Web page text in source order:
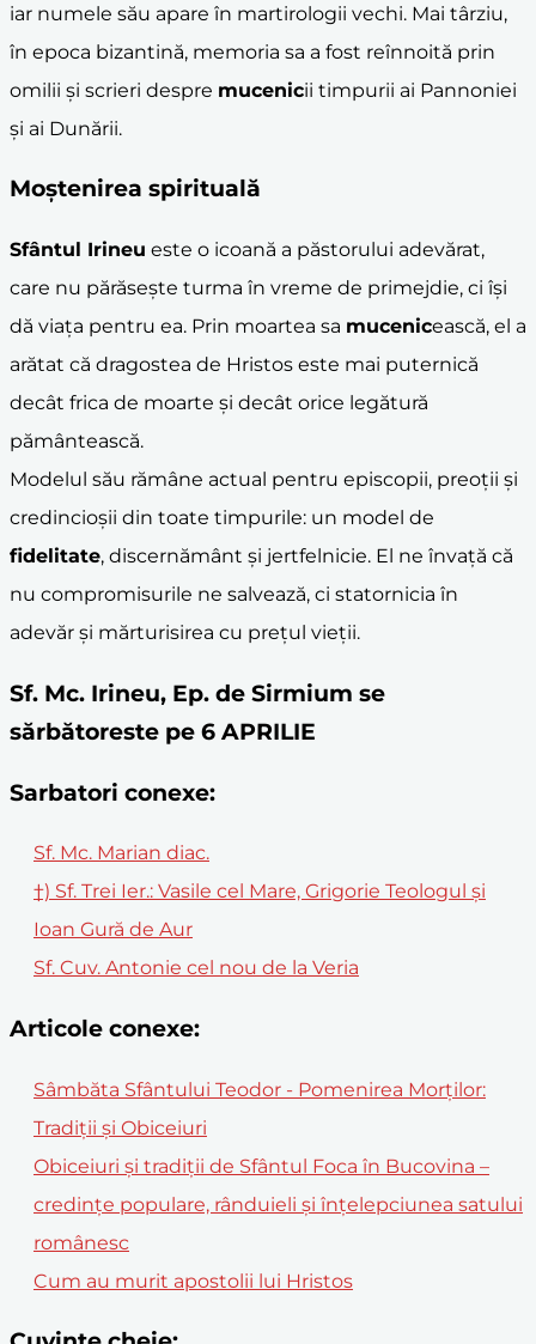
iar numele său apare în martirologii vechi. Mai târziu,
în epoca bizantină, memoria sa a fost reînnoită prin
omilii și scrieri despre mucenicii timpurii ai Pannoniei
și ai Dunării.
Moștenirea spirituală
Sfântul Irineu este o icoană a păstorului adevărat,
care nu părăsește turma în vreme de primejdie, ci își
dă viața pentru ea. Prin moartea sa mucenicească, el a
arătat că dragostea de Hristos este mai puternică
decât frica de moarte și decât orice legătură
pământească.
Modelul său rămâne actual pentru episcopii, preoții și
credincioșii din toate timpurile: un model de
fidelitate, discernământ și jertfelnicie. El ne învață că
nu compromisurile ne salvează, ci statornicia în
adevăr și mărturisirea cu prețul vieții.
Sf. Mc. Irineu, Ep. de Sirmium se
sărbătoreste pe 6 APRILIE
Sarbatori conexe:
Sf. Mc. Marian diac.
†) Sf. Trei Ier.: Vasile cel Mare, Grigorie Teologul şi
Ioan Gură de Aur
Sf. Cuv. Antonie cel nou de la Veria
Articole conexe:
Sâmbăta Sfântului Teodor - Pomenirea Morților:
Tradiții și Obiceiuri
Obiceiuri și tradiții de Sfântul Foca în Bucovina –
credințe populare, rânduieli și înțelepciunea satului
românesc
Cum au murit apostolii lui Hristos